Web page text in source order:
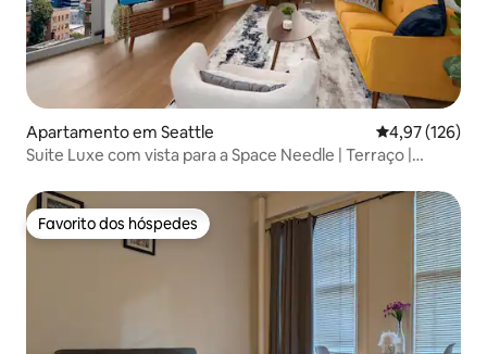
Apartamento em Seattle Classificação
4,97 (126)
Suite Luxe com vista para a Space Needle | Terraço |
Favorito dos hóspedes
Favorito dos hóspedes